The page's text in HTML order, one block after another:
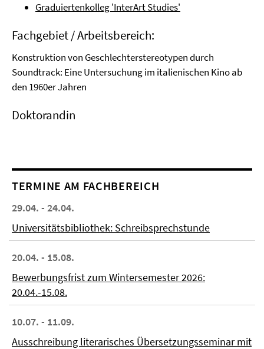
Graduiertenkolleg 'InterArt Studies'
Fachgebiet / Arbeitsbereich:
Konstruktion von Geschlechterstereotypen durch
Soundtrack: Eine Untersuchung im italienischen Kino ab
den 1960er Jahren
Doktorandin
TERMINE AM FACHBEREICH
29.04. - 24.04.
Universitätsbibliothek: Schreibsprechstunde
20.04. - 15.08.
Bewerbungsfrist zum Wintersemester 2026:
20.04.-15.08.
10.07. - 11.09.
Ausschreibung literarisches Übersetzungsseminar mit